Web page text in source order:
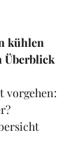
kühlen
Überblick
vorgehen: